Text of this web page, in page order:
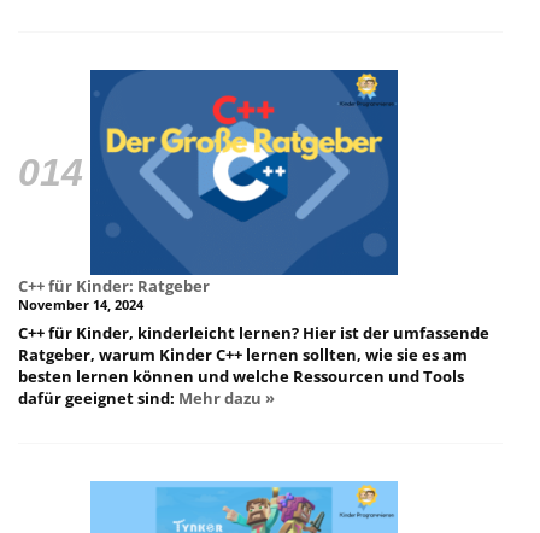
C++ für Kinder: Ratgeber
November 14, 2024
C++ für Kinder, kinderleicht lernen? Hier ist der umfassende
Ratgeber, warum Kinder C++ lernen sollten, wie sie es am
besten lernen können und welche Ressourcen und Tools
dafür geeignet sind: Mehr dazu »